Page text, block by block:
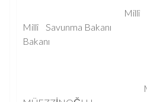
Millî
Millî Savunma
Bakanı